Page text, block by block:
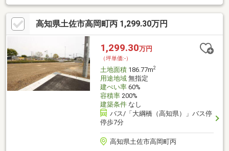
件は本日ご案内可能です☆☆ご購入時の住宅ローン相談も無料で
承ります♪物件が気になったらお好きなタイミングでお気軽にお問
い合わせください！資料請求フォームからは24時間受付中☆ おう
ちと皆様のご縁を結ぶことが私たちの使命です。 皆様にお会い
できますことを、心よりお待ち申し上げております
高知県土佐市高岡町丙 1,299.30万円
1,299.30万円
（坪単価:-）
土地面積186.77m2
用途地域無指定
建ぺい率60%
容積率200%
建築条件なし
バス/「大綱橋（高知県）」バス停
停歩7分
高知県土佐市高岡町丙